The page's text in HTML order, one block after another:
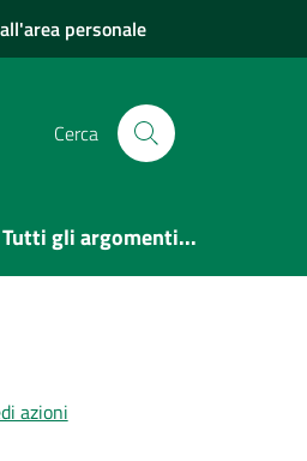
personale
Cerca
Tutti gli argomenti...
azioni